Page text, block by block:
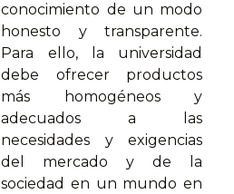
conocimiento de un modo
honesto y transparente.
Para ello, la universidad
debe ofrecer productos
más homogéneos y
adecuados a las
necesidades y exigencias
del mercado y de la
sociedad en un mundo en